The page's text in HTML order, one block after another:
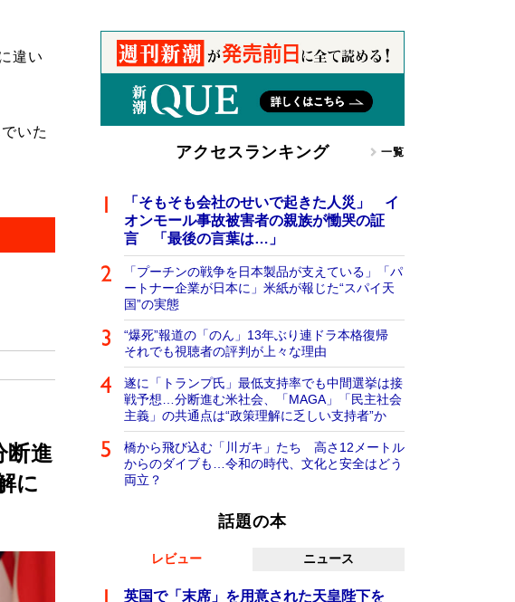
違い
いた
断進
に
アクセスランキング 一覧
「そもそも会社のせいで起きた人災」 イ
オンモール事故被害者の親族が慟哭の証
言 「最後の言葉は…」
「プーチンの戦争を日本製品が支えている」「パ
ートナー企業が日本に」米紙が報じた“スパイ天
国”の実態
“爆死”報道の「のん」13年ぶり連ドラ本格復帰
それでも視聴者の評判が上々な理由
遂に「トランプ氏」最低支持率でも中間選挙は接
戦予想…分断進む米社会、「MAGA」「民主社会
主義」の共通点は“政策理解に乏しい支持者”か
橋から飛び込む「川ガキ」たち 高さ12メートル
からのダイブも…令和の時代、文化と安全はどう
両立？
話題の本
レビュー ニュース
英国で「末席」を用意された天皇陛下を